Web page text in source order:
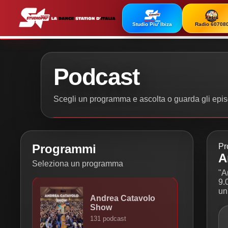
Studio Piu' Ibiza Radio
Podcast
Scegli un programma e ascolta o guarda gli
Programmi
Seleziona un programma
Andrea Catavolo
Show
131 podcast